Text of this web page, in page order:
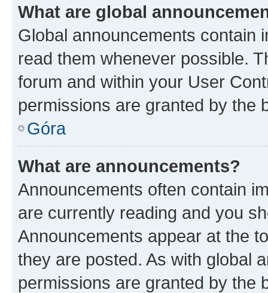
What are global
Global announcements contain
read them whenever possible.
forum and within your User
permissions are granted by the
Góra
What are announcements?
Announcements often contain
are currently reading and you
Announcements appear at the
they are posted. As with global
permissions are granted by the